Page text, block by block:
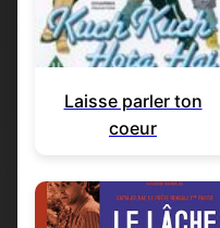
Laisse parler ton
coeur